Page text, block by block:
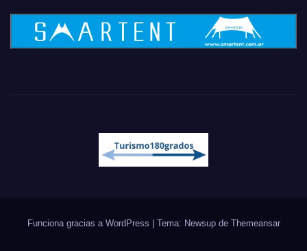
Funciona gracias a WordPress Tema: Newsup de Themeansar